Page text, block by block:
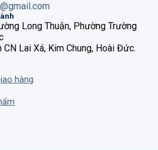
Long Thuận, Phường Trường
CN Lai Xá, Kim Chung, Hoài Đức.
hàng